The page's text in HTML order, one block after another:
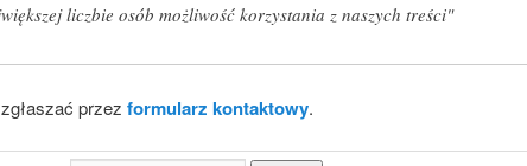
liczbie osób możliwość korzystania z naszych treści"
przezformularz kontaktowy.